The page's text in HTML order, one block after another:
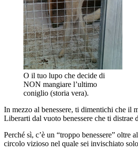
O il tuo lupo che decide di
NON mangiare l’ultimo
coniglio (storia vera).
In mezzo al benessere, ti dimentichi che il
Liberarti dal vuoto benessere che ti distrae
Perché sì, c’è un “troppo benessere”
circolo vizioso nel quale sei invischiato